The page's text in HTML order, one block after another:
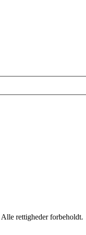
Alle rettigheder forbeholdt.